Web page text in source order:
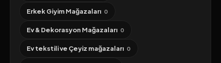
Erkek Giyim Mağazaları 0
Ev & Dekorasyon Mağazaları 0
Ev tekstili ve Çeyiz mağazaları 0